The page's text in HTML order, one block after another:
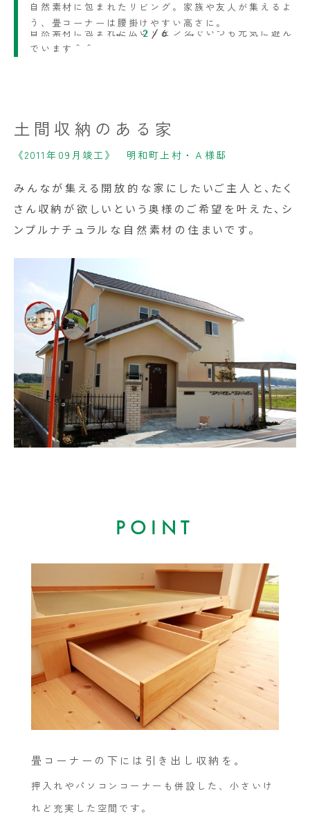
自然素材に包まれた広いリビングでいつも元気に遊ん
でいます＾＾
自然素材に包まれたリビング。家族や友人が集えるよ
う、畳コーナーは腰掛けやすい高さに。
2 / 6
土間収納のある家
《2011年09月竣工》 明和町上村・Ａ様邸
みんなが集える開放的な家にしたいご主人と、たく
さん収納が欲しいという奥様のご希望を叶えた、シ
ンプルナチュラルな自然素材の住まいです。
POINT
畳コーナーの下には引き出し収納を。
押入れやパソコンコーナーも併設した、小さいけ
れど充実した空間です。